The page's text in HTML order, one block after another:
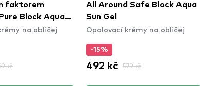
faktorem
Block Aqua
SPF50+ PA+++
na obličej
kč
All Around Safe Block Aqua
Sun Gel
Opalovací krémy na obličej
-15%
492 kč 579 kč